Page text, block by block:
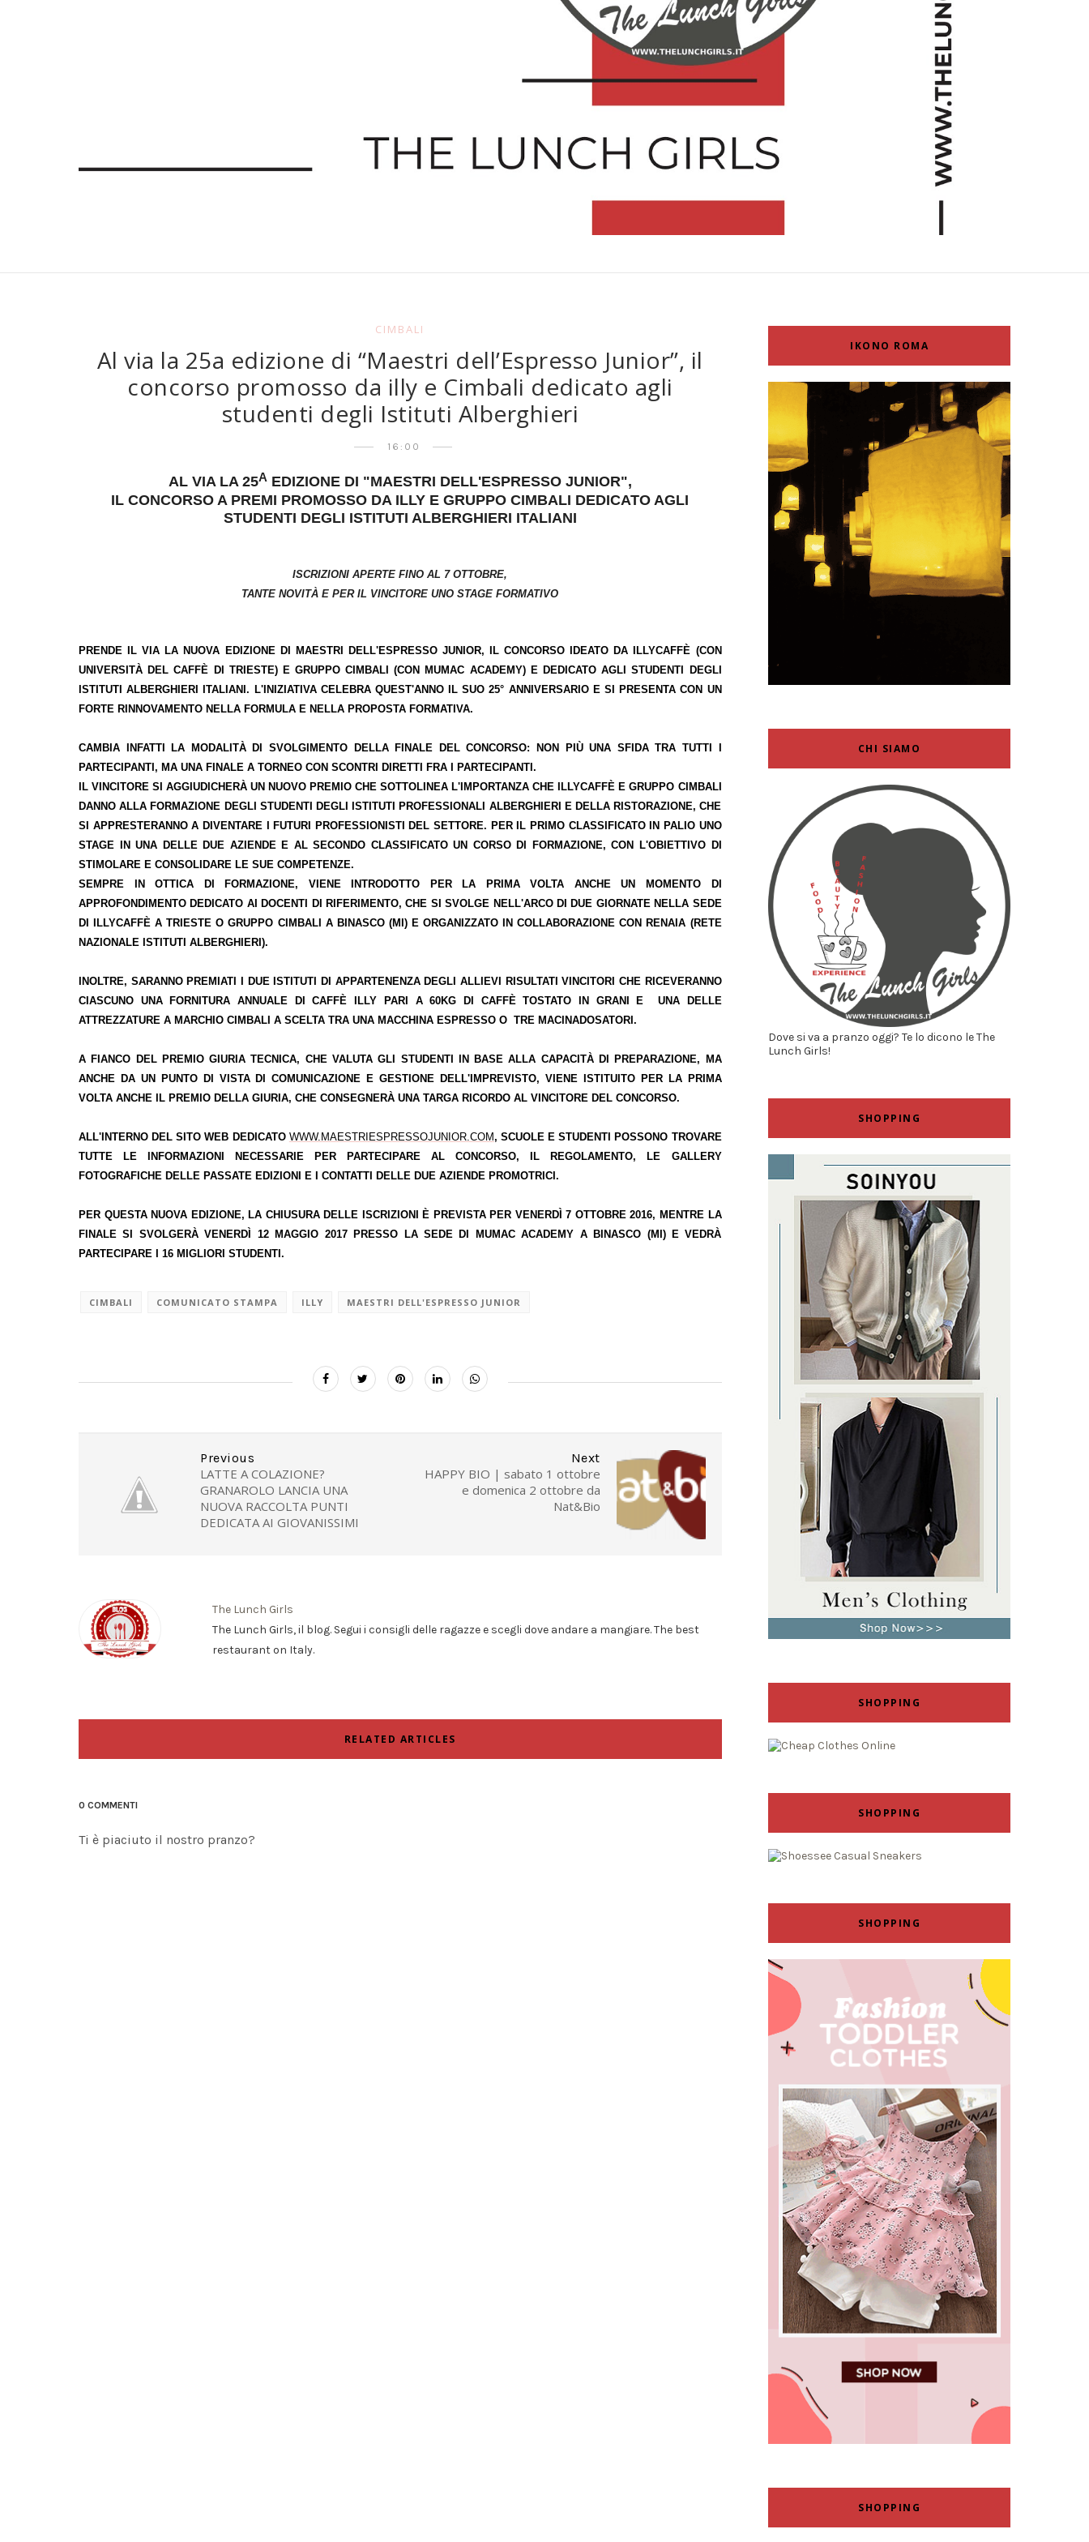
CIMBALI
Al via la 25a edizione di “Maestri dell’Espresso Junior”, il
concorso promosso da illy e Cimbali dedicato agli
studenti degli Istituti Alberghieri
16:00
AL VIA LA 25AEDIZIONE DI "MAESTRI DELL'ESPRESSO JUNIOR",
IL CONCORSO A PREMI PROMOSSO DA ILLY E GRUPPO CIMBALI DEDICATO AGLI
STUDENTI DEGLI ISTITUTI ALBERGHIERI ITALIANI
ISCRIZIONI APERTE FINO AL 7 OTTOBRE,
TANTE NOVITÀ E PER IL VINCITORE UNO STAGE FORMATIVO
PRENDE IL VIA LA NUOVA EDIZIONE DI MAESTRI DELL'ESPRESSO JUNIOR, IL CONCORSO IDEATO DA
ILLYCAFFÈ (CON
UNIVERSITÀ DEL CAFFÈ DI TRIESTE) E GRUPPO CIMBALI (CON MUMAC ACADEMY)E DEDICATO AGLI STUDENTI DEGLI
ISTITUTI ALBERGHIERI ITALIANI. L'INIZIATIVA CELEBRA QUEST'ANNO IL SUO25° ANNIVERSARIOE SI PRESENTA CON UN
FORTE RINNOVAMENTO NELLA FORMULA E NELLA PROPOSTA FORMATIVA.
CAMBIA INFATTI LA MODALITÀ DI SVOLGIMENTO DELLA FINALE DEL CONCORSO: NON PIÙ UNA SFIDA TRA TUTTI I
PARTECIPANTI, MA UNA FINALE A TORNEO CON SCONTRI DIRETTI FRA I PARTECIPANTI.
IL VINCITORE SI AGGIUDICHERÀ UN NUOVO PREMIO CHE SOTTOLINEA L'IMPORTANZA CHE ILLYCAFFÈ E GRUPPO CIMBALI
DANNO ALLA FORMAZIONE DEGLI STUDENTI DEGLI ISTITUTI PROFESSIONALI ALBERGHIERI E DELLA RISTORAZIONE, CHE
SI APPRESTERANNO A DIVENTARE I FUTURI PROFESSIONISTI DEL SETTORE. PER IL PRIMO CLASSIFICATO IN PALIO UNO
STAGE IN UNA DELLE DUE AZIENDE E AL SECONDO CLASSIFICATO UN CORSO DI FORMAZIONE, CON L'OBIETTIVO DI
STIMOLARE E CONSOLIDARE LE SUE COMPETENZE.
SEMPRE IN OTTICA DI FORMAZIONE, VIENE INTRODOTTO PER LA PRIMA VOLTA ANCHE UN
MOMENTO DI
APPROFONDIMENTO DEDICATO AI DOCENTI DI RIFERIMENTO, CHE SI SVOLGE NELL'ARCO DI DUE GIORNATE NELLA SEDE
DI ILLYCAFFÈ A TRIESTE O GRUPPO CIMBALI A BINASCO (MI) E ORGANIZZATO IN COLLABORAZIONE CON RENAIA (RETE
NAZIONALE ISTITUTI ALBERGHIERI).
INOLTRE, SARANNO PREMIATI I DUE ISTITUTI DI APPARTENENZA DEGLI ALLIEVI RISULTATI VINCITORI CHE RICEVERANNO
CIASCUNO UNA FORNITURA ANNUALE DI CAFFÈ ILLY PARI A 60KG DI CAFFÈ TOSTATO IN GRANI E UNA DELLE
ATTREZZATURE A MARCHIO CIMBALI A SCELTA TRA UNA MACCHINA ESPRESSO O TRE MACINADOSATORI.
A FIANCO DEL PREMIO GIURIA TECNICA, CHE VALUTA GLI STUDENTI IN BASE ALLA CAPACITÀ DI PREPARAZIONE, MA
ANCHE DA UN PUNTO DI VISTA DI COMUNICAZIONE E GESTIONE DELL'IMPREVISTO, VIENE ISTITUITO PER LA PRIMA
VOLTA ANCHE IL PREMIO DELLA GIURIA, CHE CONSEGNERÀ UNA TARGA RICORDO AL VINCITORE DEL CONCORSO.
ALL'INTERNO DELSITO WEB DEDICATO WWW.MAESTRIESPRESSOJUNIOR.COM, SCUOLE E STUDENTI POSSONO TROVARE
TUTTE LE INFORMAZIONI NECESSARIE PER PARTECIPARE AL CONCORSO, IL REGOLAMENTO, LE GALLERY
FOTOGRAFICHE DELLE PASSATE EDIZIONI E I CONTATTI DELLE DUE AZIENDE PROMOTRICI.
PER QUESTA NUOVA EDIZIONE, LA CHIUSURA DELLE ISCRIZIONI
È PREVISTA PER VENERDÌ 7 OTTOBRE 2016, MENTRE LA
FINALE SI SVOLGERÀ VENERDÌ 12 MAGGIO 2017 PRESSO LA SEDE DI MUMAC ACADEMY A BINASCO (MI) E VEDRÀ
PARTECIPARE I 16 MIGLIORI STUDENTI.
CIMBALI COMUNICATO STAMPA ILLY MAESTRI DELL'ESPRESSO JUNIOR
Next
HAPPY BIO | sabato 1 ottobre
e domenica 2 ottobre da
Nat&Bio
Previous
LATTE A COLAZIONE?
GRANAROLO LANCIA UNA
NUOVA RACCOLTA PUNTI
DEDICATA AI GIOVANISSIMI
The Lunch Girls
The Lunch Girls, il blog. Segui i consigli delle ragazze e scegli dove andare a mangiare. The best
restaurant on Italy.
RELATED ARTICLES
0 COMMENTI
Ti è piaciuto il nostro pranzo?
IKONO ROMA
CHI SIAMO
Dove si va a pranzo oggi? Te lo dicono le The
Lunch Girls!
SHOPPING
SHOPPING
SHOPPING
SHOPPING
SHOPPING